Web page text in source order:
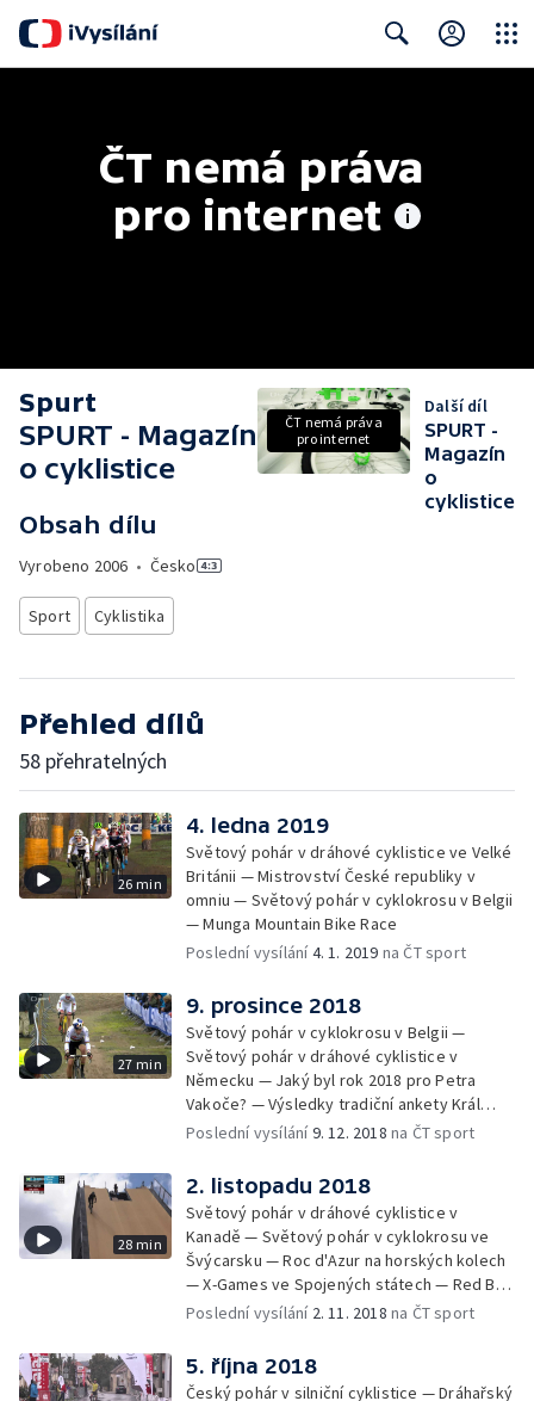
ČT nemá práva
pro internet
Spurt
SPURT - Magazín
o cyklistice
Obsah dílu
Vyrobeno 2006 • Česko
Sport Cyklistika
ČT nemá práva
pro internet
Další díl
SPURT -
Magazín
o
cyklistice
Přehled dílů
58 přehratelných
26 min
4. ledna 2019
Světový pohár v dráhové cyklistice ve Velké
Británii — Mistrovství České republiky v
omniu — Světový pohár v cyklokrosu v Belgii
— Munga Mountain Bike Race
Poslední vysílání4. 1. 2019 na ČT sport
27 min
9. prosince 2018
Světový pohár v cyklokrosu v Belgii —
Světový pohár v dráhové cyklistice v
Německu — Jaký byl rok 2018 pro Petra
Vakoče? — Výsledky tradiční ankety Král
cyklistiky
Poslední vysílání9. 12. 2018 na ČT sport
28 min
2. listopadu 2018
Světový pohár v dráhové cyklistice v
Kanadě — Světový pohár v cyklokrosu ve
Švýcarsku — Roc d'Azur na horských kolech
— X-Games ve Spojených státech — Red Bull
Rampage
Poslední vysílání 2. 11. 2018 na ČT sport
5. října 2018
Český pohár v silniční cyklistice — Dráhařský